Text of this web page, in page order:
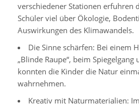
Stufenleitung
Jg.
9-
10
Sekretariat
verschiedener Stationen erfuhren
Schüler viel über Ökologie,
Auswirkungen des Klimawandels.
Die Sinne schärfen: Bei einem
„Blinde Raupe“, beim Spiegelgang
konnten die Kinder die Natur
wahrnehmen.
Kreativ mit Naturmaterialien: